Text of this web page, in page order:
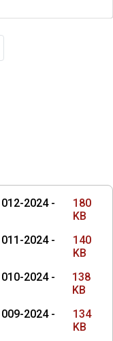
2024 -
180
KB
2024 -
140
KB
2024 -
138
KB
2024 -
134
KB